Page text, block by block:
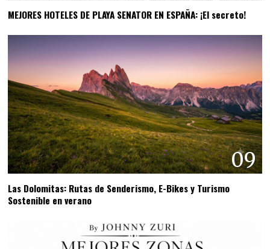
MEJORES HOTELES DE PLAYA SENATOR EN ESPAÑA: ¡El secreto!
09
Las Dolomitas: Rutas de Senderismo, E-Bikes y Turismo
Sostenible en verano